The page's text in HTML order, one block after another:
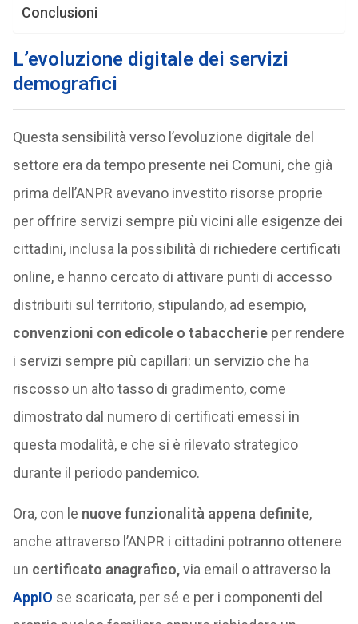
Conclusioni
L’evoluzione digitale dei servizi
demografici
Questa sensibilità verso l’evoluzione digitale del
settore era da tempo presente nei Comuni, che già
prima dell’ANPR avevano investito risorse proprie
per offrire servizi sempre più vicini alle esigenze dei
cittadini, inclusa la possibilità di richiedere certificati
online, e hanno cercato di attivare punti di accesso
distribuiti sul territorio, stipulando, ad esempio,
convenzioni con edicole o tabaccherieper rendere
i servizi sempre più capillari: un servizio che ha
riscosso un alto tasso di gradimento, come
dimostrato dal numero di certificati emessi in
questa modalità, e che si è rilevato strategico
durante il periodo pandemico.
Ora, con le nuove funzionalità appena definite,
anche attraverso l’ANPR i cittadini potranno ottenere
un certificato anagrafico,via email o attraverso la
AppIO se scaricata, per sé e per i componenti del